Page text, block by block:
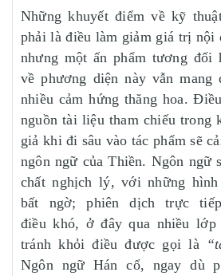
Những khuyết điểm về kỹ
phải là điều làm giảm giá trị nội
nhưng một ấn phẩm tương đối
về phương diện này vẫn mang
nhiều cảm hứng thăng hoa.
nguồn tài liệu tham chiếu trong
giả khi đi sâu vào tác phẩm sẽ
ngôn ngữ của Thiền. Ngôn ngữ
chất nghịch lý, với những
bất ngờ; phiên dịch trực
điều khó, ở đây qua nhiều
tránh khỏi điều được gọi là
Ngôn ngữ Hán cổ, ngay dù